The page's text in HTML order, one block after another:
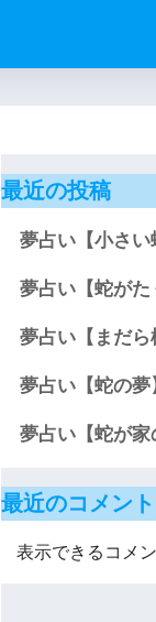
最近の投稿
夢占い【小さい
夢占い【蛇が
夢占い【まだ
夢占い【蛇の
夢占い【蛇が
最近のコメント
表示できるコメ